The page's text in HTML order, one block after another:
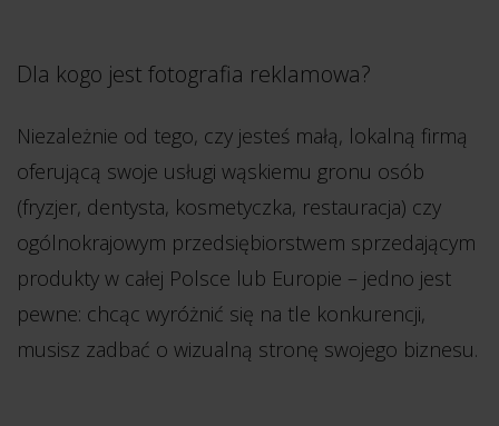
Dla kogo jest fotografia reklamowa?
Niezależnie od tego, czy jesteś małą, lokalną firmą
oferującą swoje usługi wąskiemu gronu osób
(fryzjer, dentysta, kosmetyczka, restauracja) czy
ogólnokrajowym przedsiębiorstwem sprzedającym
produkty w całej Polsce lub Europie – jedno jest
pewne: chcąc wyróżnić się na tle konkurencji,
musisz zadbać o wizualną stronę swojego biznesu.